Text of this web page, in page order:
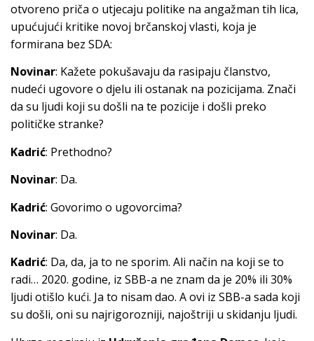
otvoreno priča o utjecaju politike na angažman tih lica,
upućujući kritike novoj brčanskoj vlasti, koja je
formirana bez SDA:
Novinar: Kažete pokušavaju da rasipaju članstvo,
nudeći ugovore o djelu ili ostanak na pozicijama. Znači
da su ljudi koji su došli na te pozicije i došli preko
političke stranke?
Kadrić: Prethodno?
Novinar: Da.
Kadrić: Govorimo o ugovorcima?
Novinar: Da.
Kadrić: Da, da, ja to ne sporim. Ali način na koji se to
radi… 2020. godine, iz SBB-a ne znam da je 20% ili 30%
ljudi otišlo kući. Ja to nisam dao. A ovi iz SBB-a sada koji
su došli, oni su najrigorozniji, najoštriji u skidanju ljudi.